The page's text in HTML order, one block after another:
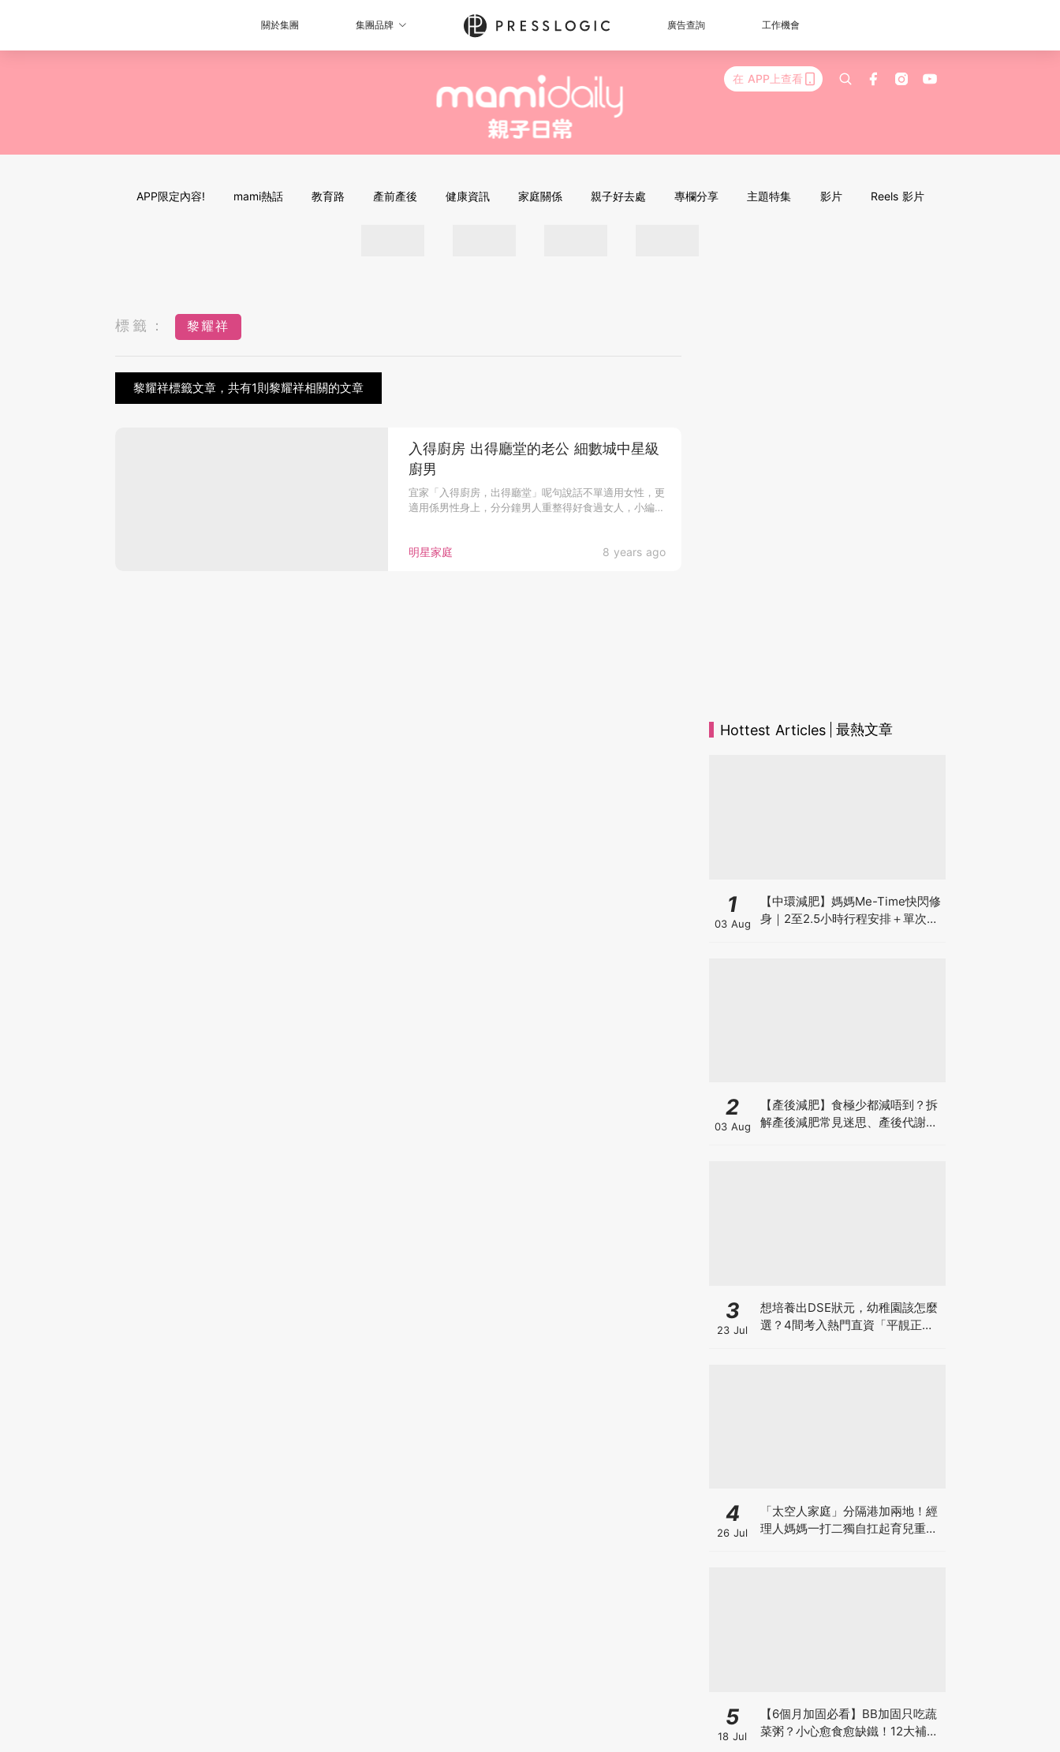
關於集團 集團品牌 廣告查詢 工作機會
在 APP上查看
APP限定內容! mami熱話 教育路 產前產後 健康資訊 家庭關係 親子好去處 專欄分享 主題特集 影片 Reels 影片
標籤： 黎耀祥
黎耀祥標籤文章，共有1則黎耀祥相關的文章
明星家庭 8 years ago
入得廚房 出得廳堂的老公 細數城中星級
廚男
宜家「入得廚房，出得廳堂」呢句說話不單適用女性，更
適用係男性身上，分分鐘男人重整得好食過女人，小編幫
Hottest Articles 最熱文章
1
03 Aug
【中環減肥】媽媽Me-Time快閃修
身｜2至2.5小時行程安排＋單次收
2
03 Aug
【產後減肥】食極少都減唔到？拆
解產後減肥常見迷思、產後代謝、
3
23 Jul
想培養出DSE狀元，幼稚園該怎麼
選？4間考入熱門直資「平靚正」
4
26 Jul
「太空人家庭」分隔港加兩地！經
理人媽媽一打二獨自扛起育兒重
5
18 Jul
【6個月加固必看】BB加固只吃蔬
菜粥？小心愈食愈缺鐵！12大補鐵